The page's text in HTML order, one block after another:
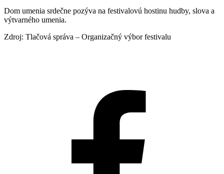
Dom umenia srdečne pozýva na festivalovú hostinu hudby, slova a
výtvarného umenia.
Zdroj: Tlačová správa – Organizačný výbor festivalu